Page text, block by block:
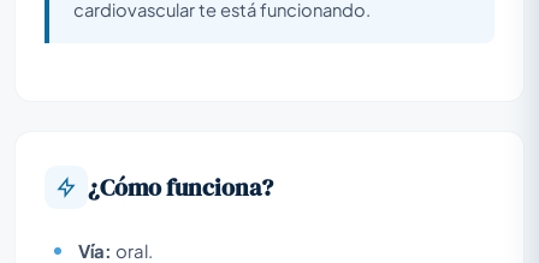
cardiovascular te está funcionando.
¿Cómo funciona?
Vía: oral.